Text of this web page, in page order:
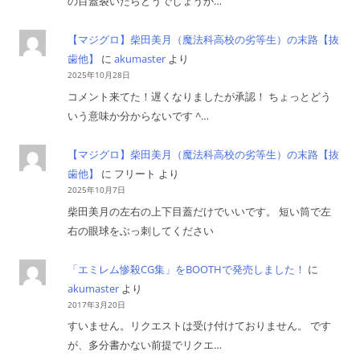
【マジグロ】柴田美月（魔法科高校の劣等生）の末路【抜
歯他】
に akumaster より
2025年10月28日
コメント来てた！遅くなりましたが承認！ ちょっとどう
いう意味か分からないです ^…
【マジグロ】柴田美月（魔法科高校の劣等生）の末路【抜
歯他】
に フリート より
2025年10月7日
柴田美月の左右の上下目蓋だけでいいです。 短い筒で左
右の眼球をぶっ刺してください
「エミレム惨殺CG集」をBOOTHで発売しました！ に
akumaster より
2017年3月20日
すいません。リクエストは受け付けておりません。 です
が、多分書かない前提でリクエ…